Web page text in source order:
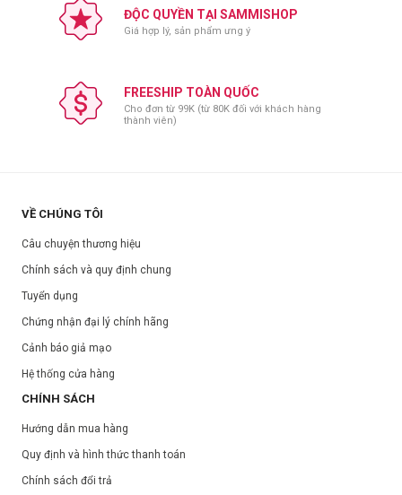
ĐỘC QUYỀN TẠI SAMMISHOP
Giá hợp lý, sản phẩm ưng ý
FREESHIP TOÀN QUỐC
Cho đơn từ 99K (từ 80K đối với khách hàng
thành viên)
VỀ CHÚNG TÔI
Câu chuyện thương hiệu
Chính sách và quy định chung
Tuyển dụng
Chứng nhận đại lý chính hãng
Cảnh báo giả mạo
Hệ thống cửa hàng
CHÍNH SÁCH
Hướng dẫn mua hàng
Quy định và hình thức thanh toán
Chính sách đổi trả